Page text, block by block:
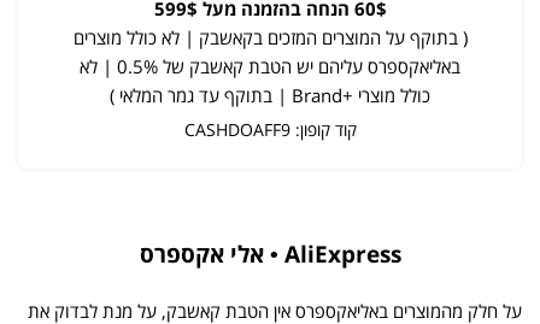
60$ הנחה בהזמנה מעל 599$
( בתוקף על המוצרים המזכים בקאשבק | לא כולל מוצרים
באליאקספרס עליהם יש הטבת קאשבק של 0.5% | לא
כולל מוצרי +Brand | בתוקף עד גמר המלאי )
קוד קופון: CASHDOAFF9
AliExpress • אלי אקספרס
על חלק מהמוצרים באליאקספרס אין הטבת קאשבק, על מנת לבדוק את